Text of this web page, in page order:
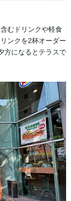
むドリンクや軽食
ンクを2杯オーダー
方になるとテラスで